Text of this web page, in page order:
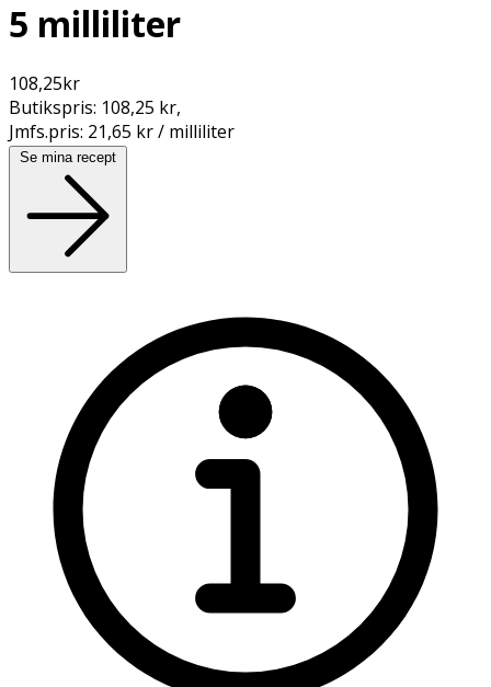
5 milliliter
108,25kr
Butikspris: 108,25 kr,
Jmfs.pris: 21,65 kr / milliliter
Se mina recept